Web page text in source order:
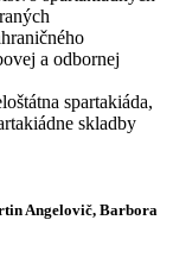
a odbornej
spartakiáda,
skladby
Angelovič, Barbora